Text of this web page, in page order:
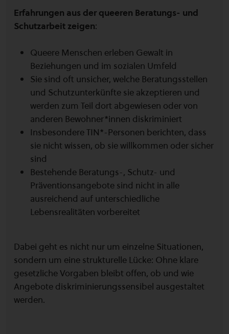
Erfahrungen aus der queeren Beratungs- und
Schutzarbeit zeigen:
Queere Menschen erleben Gewalt in
Beziehungen und im sozialen Umfeld
Sie sind oft unsicher, welche Beratungsstellen
und Schutzunterkünfte sie akzeptieren und
werden zum Teil dort abgewiesen oder von
anderen Bewohner*innen diskriminiert
Insbesondere TIN*-Personen berichten, dass
sie nicht wissen, ob sie willkommen oder sicher
sind
Bestehende Beratungs-, Schutz- und
Präventionsangebote sind nicht in alle
ausreichend auf unterschiedliche
Lebensrealitäten vorbereitet
Dabei geht es nicht nur um einzelne Situationen,
sondern um eine strukturelle Lücke: Ohne klare
gesetzliche Vorgaben bleibt offen, ob und wie
Angebote diskriminierungssensibel ausgestaltet
werden.